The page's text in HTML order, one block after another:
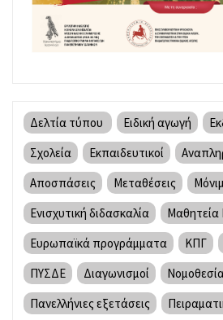
Δελτία τύπου Ειδική αγωγή
Σχολεία
Εκπαιδευτικοί
Αποσπάσεις
Μεταθέσεις
Ενισχυτική διδασκαλία
Μαθητεία
Ευρωπαϊκά προγράμματα
ΚΠΓ
ΠΥΣΔΕ
Διαγωνισμοί
Πανελλήνιες εξετάσεις